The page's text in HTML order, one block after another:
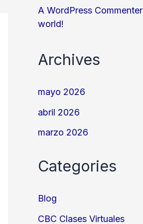
A WordPress Commenter
world!
Archives
mayo 2026
abril 2026
marzo 2026
Categories
Blog
CBC Clases Virtuales